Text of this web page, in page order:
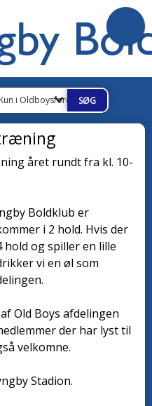
Kun i Oldboysforeningen
året rundt fra kl. 10-
Boldklub er
i 2 hold. Hvis der
hold og spiller en lille
vi en øl som
Old Boys afdelingen
der har lyst til
velkomne.
Stadion.